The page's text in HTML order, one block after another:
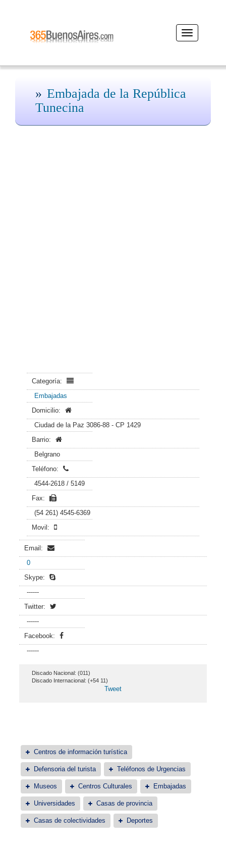
Desplegar
navegación
Embajada de la República
Tunecina
Categoría:
Embajadas
Domicilio:
Ciudad de la Paz 3086-88 - CP 1429
Barrio:
Belgrano
Teléfono:
4544-2618 / 5149
Fax:
(54 261) 4545-6369
Movil:
Email:
0
Skype:
------
Twitter:
------
Facebook:
------
Discado Nacional: (011)
Discado Internacional: (+54 11)
Tweet
Centros de información turística
Defensoria del turista Teléfonos de Urgencias
Museos Centros Culturales Embajadas
Universidades Casas de provincia
Casas de colectividades Deportes